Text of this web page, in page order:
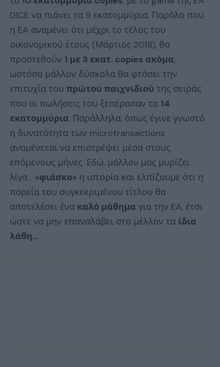
DICE να πιάνει τα 9 εκατομμύρια. Παρόλο που
η EA αναμένει ότι μέχρι το τέλος του
οικονομικού έτους (Μάρτιος 2018), θα
προστεθούν 1 με 3 εκατ. copies ακόμα,
ωστόσο μάλλον δύσκολα θα φτάσει την
επιτυχία του πρώτου παιχνιδιού της σειράς
που οι πωλήσεις του ξεπέρασαν τα 14
εκατομμύρια. Παράλληλα, όπως έγινε γνωστό
η δυνατότητα των microtransactions
αναμένεται να επιστρέψει μέσα στους
επόμενους μήνες. Εδώ, μάλλον μας μυρίζει
λίγο… «φιάσκο» η ιστορία και ελπίζουμε ότι η
πορεία του συγκεκριμένου τίτλου θα
αποτελέσει ένα καλό μάθημα για την EA, έτσι
ώστε να μην επαναλάβει στο μέλλον τα ίδια
λάθη…